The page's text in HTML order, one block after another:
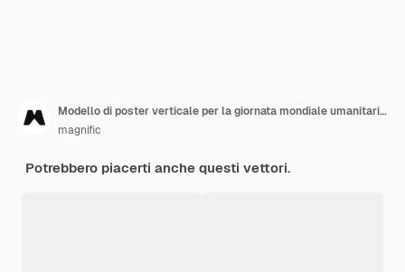
Modello di poster verticale per la giornata mondiale umanitaria piatta
magnific
Potrebbero piacerti anche questi vettori.